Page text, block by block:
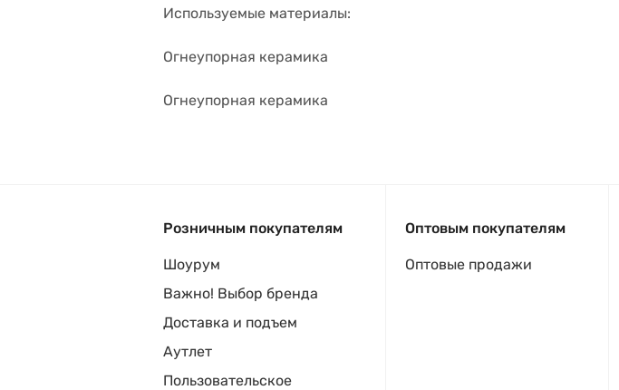
Используемые материалы:
Огнеупорная керамика
Огнеупорная керамика
Розничным покупателям
Шоурум
Важно! Выбор бренда
Доставка и подъем
Аутлет
Пользовательское
Оптовым покупателям
Оптовые продажи